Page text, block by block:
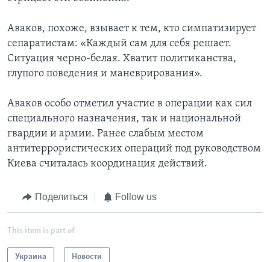
Аваков, похоже, взывает к тем, кто симпатизирует
сепаратистам: «Каждый сам для себя решает.
Ситуация черно-белая. Хватит политиканства,
глупого поведения и маневрирования».
Аваков особо отметил участие в операции как сил
специального назначения, так и национальной
гвардии и армии. Ранее слабым местом
антитеррористических операций под руководством
Киева считалась координация действий.
Поделиться Follow us
This item is part of
Украина Новости